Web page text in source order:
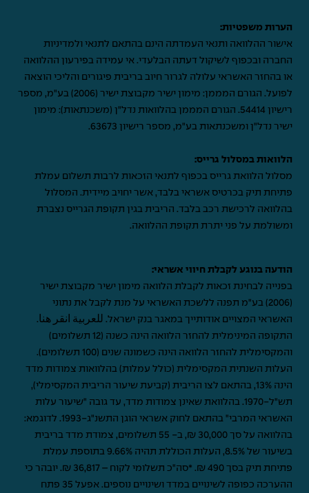
הערות משפטיות:
אישור ההלוואה ותנאי העמדתה הינם בהתאם לתנאי ולמדיניות
החברה ובכפוף לשיקול דעתה הבלעדי. אי עמידה בפירעון ההלוואה
או בהחזר האשראי עלולה לגרור חיוב בריבית פיגורים והליכי הוצאה
לפועל. הגורם המממן: מימון ישיר מקבוצת ישיר (2006) בע"מ, מספר
רישיון 54414. הגורם המממן בהלוואות נדל"ן (משכנתאות): מימון
ישיר נדל"ן ומשכנתאות בע"מ, מספר רישיון 63673.
הלוואות במסלול גרייס:
מסלול הלוואת גרייס בכפוף לתנאי הזכאות לרבות תשלום עמלת
פתיחת תיק בכרטיס אשראי בלבד, אשר יחויב מיידית. המסלול
בהלוואה לרכישת רכב בלבד. הריבית בגין תקופת הגרייס נצברת
ומשולמת על פני יתרת תקופת ההלוואה.
הודעה בנוגע לקבלת חיווי אשראי:
בפנייה לבחינת זכאות לקבלת הלוואה מימון ישיר מקבוצת ישיר
(2006) בע"מ תפנה ללשכת האשראי על מנת לקבל את נתוני
האשראי המצויים אודותייך במאגר בנק ישראל. للعربية انقر هنا.
התקופה המינימלית להחזר הלוואה הינה כשנה (12 תשלומים)
והמקסימלית להחזר הלוואה הינה כשמונה שנים (100 תשלומים).
העלות השנתית המקסימלית (כולל עמלות) בהלוואות צמודות מדד
הינה 13%, בהתאם לצו הריבית (קביעת שיעור הריבית המקסימלי),
תש"ל-1970. בהלוואת שאינן צמודות מדד, עד גובה "שיעור עלות
האשראי המרבי" בהתאם לחוק אשראי הוגן התשנ"ג-1993. לדוגמא:
בהלוואה על סך 30,000 ₪, ב- 55 תשלומים, צמודת מדד בריבית
בשיעור של 8.5%, העלות הכוללת תהיה 9.66% בתוספת עמלת
פתיחת תיק בסך 490 ₪. *סה"כ תשלומי לקוח – 36,817 ₪. יובהר כי
ההערכה כפופה לשינויים במדד ושינויים נוספים. אפעל 35 פתח